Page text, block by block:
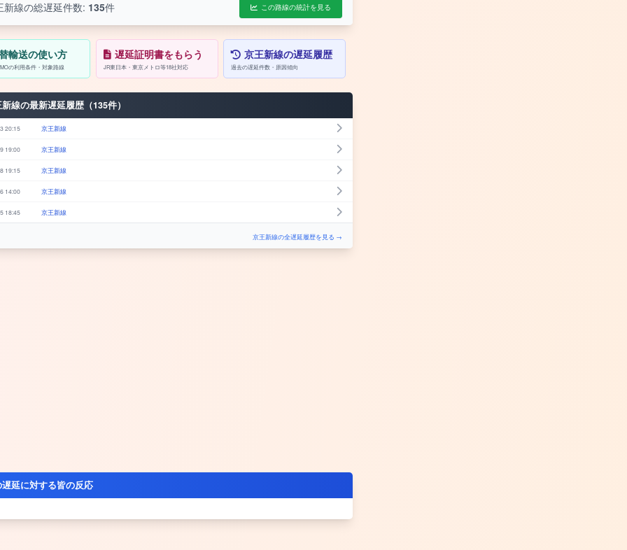
新線の総遅延件数: 135件 この路線の統計を見る
輸送の使い方
の利用条件・対象路線
遅延証明書をもらう
JR東日本・東京メトロ等18社対応
京王新線の遅延履歴
過去の遅延件数・原因傾向
線の最新遅延履歴（135件）
20:15 京王新線
19:00 京王新線
19:15 京王新線
14:00 京王新線
18:45 京王新線
京王新線の全遅延履歴を見る →
延に対する皆の反応